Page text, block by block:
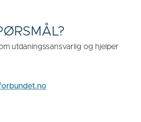
utdaningssansvarlig og hjelper